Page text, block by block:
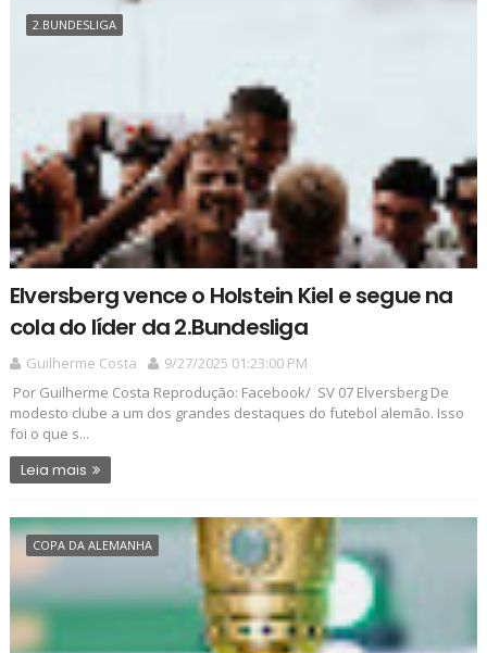
2.BUNDESLIGA
Elversberg vence o Holstein Kiel e segue na
cola do líder da 2.Bundesliga
Guilherme Costa
9/27/2025 01:23:00 PM
Por Guilherme Costa Reprodução: Facebook/ SV 07 Elversberg De
modesto clube a um dos grandes destaques do futebol alemão. Isso
foi o que s...
Leia mais
COPA DA ALEMANHA